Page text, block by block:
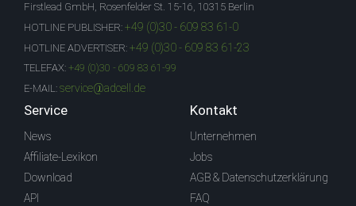
Firstlead GmbH, Rosenfelder St. 15-16, 10315 Berlin
HOTLINE PUBLISHER: +49 (0)30 - 609 83 61-0
HOTLINE ADVERTISER: +49 (0)30 - 609 83 61-23
TELEFAX: +49 (0)30 - 609 83 61-99
E-MAIL: service@adcell.de
Service
News
Affiliate-Lexikon
Download
API
Kontakt
Unternehmen
Jobs
AGB & Datenschutzerklärung
FAQ